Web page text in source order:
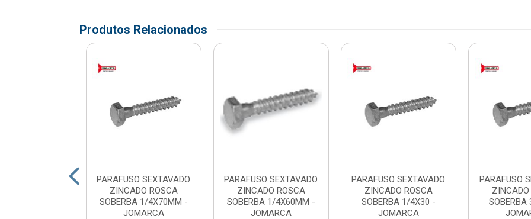
Produtos Relacionados
PARAFUSO SEXTAVADO
ZINCADO ROSCA
SOBERBA 1/4X70MM -
JOMARCA
PARAFUSO SEXTAVADO
ZINCADO ROSCA
SOBERBA 1/4X60MM -
JOMARCA
PARAFUSO SEXTAVADO
ZINCADO ROSCA
SOBERBA 1/4X30 -
JOMARCA
PARAFUSO